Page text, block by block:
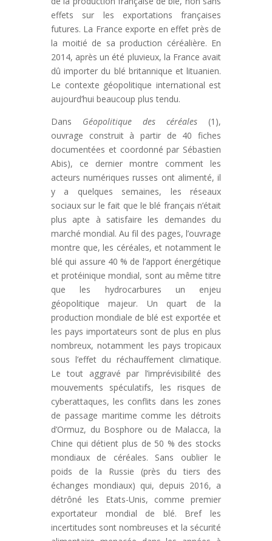
effets sur les exportations françaises
futures. La France exporte en effet près de
la moitié de sa production céréalière. En
2014, après un été pluvieux, la France avait
dû importer du blé britannique et lituanien.
Le contexte géopolitique international est
aujourd’hui beaucoup plus tendu.
Dans Géopolitique des céréales (1),
ouvrage construit à partir de 40 fiches
documentées et coordonné par Sébastien
Abis), ce dernier montre comment les
acteurs numériques russes ont alimenté, il
y a quelques semaines, les réseaux
sociaux sur le fait que le blé français n’était
plus apte à satisfaire les demandes du
marché mondial. Au fil des pages, l’ouvrage
montre que, les céréales, et notamment le
blé qui assure 40 % de l’apport énergétique
et protéinique mondial, sont au même titre
que les hydrocarbures un enjeu
géopolitique majeur. Un quart de la
production mondiale de blé est exportée et
les pays importateurs sont de plus en plus
nombreux, notamment les pays tropicaux
sous l’effet du réchauffement climatique.
Le tout aggravé par l’imprévisibilité des
mouvements spéculatifs, les risques de
cyberattaques, les conflits dans les zones
de passage maritime comme les détroits
d’Ormuz, du Bosphore ou de Malacca, la
Chine qui détient plus de 50 % des stocks
mondiaux de céréales. Sans oublier le
poids de la Russie (près du tiers des
échanges mondiaux) qui, depuis 2016, a
détrôné les Etats-Unis, comme premier
exportateur mondial de blé. Bref les
incertitudes sont nombreuses et la sécurité